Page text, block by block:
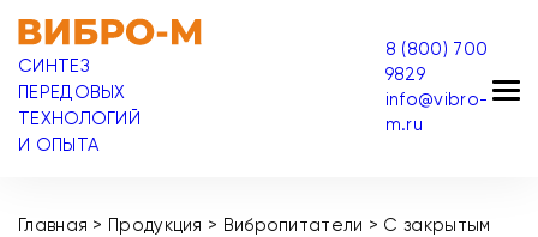
СИНТЕЗ
ПЕРЕДОВЫХ
ТЕХНОЛОГИЙ
И ОПЫТА
8 (800) 700
9829
info@vibro-
m.ru
Главная > Продукция > Вибропитатели > С закрытым